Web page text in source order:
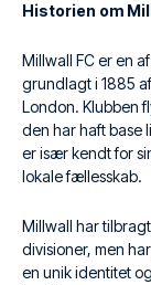
Historien om
Millwall FC er en
grundlagt i 1885
London. Klubben
den har haft base
er især kendt for
lokale fællesskab.
Millwall har
divisioner, men
en unik identitet